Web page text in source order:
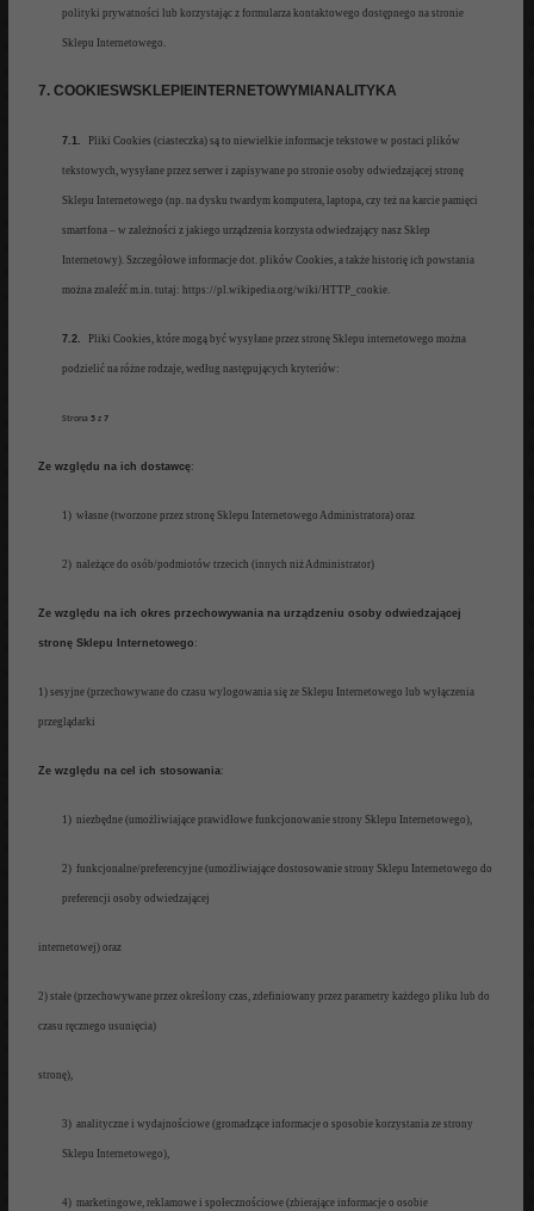
polityki prywatności lub korzystając z formularza kontaktowego dostępnego na stronie
Sklepu Internetowego.
7. COOKIESWSKLEPIEINTERNETOWYMIANALITYKA
7.1. Pliki Cookies (ciasteczka) są to niewielkie informacje tekstowe w postaci plików
te kstowych, wysyłane przez serwer i zapisywane po stronie osoby odwiedzającej stronę
Sklepu Internetowego (np. na dysku twardym komputera, laptopa, czy też na karcie pamięci
smartfona – w zależności z jakiego urządzenia korzysta odwiedzający nasz Sklep
Internetowy). Szczegółowe informacje dot. plików Cookies, a ta kże historię ich powstania
można znaleźć m.in. tutaj: https://pl.wikipedia.org/wiki/HTTP_cookie.
7.2. Pliki Cookies, które mogą być wysyłane przez stronę Sklepu internetowego można
podzielić na różne rodzaje, według następujących kryteriów :
Strona 5 z 7
Ze względu na ich dostawcę:
1) własne (tworzone przez stronę Sklepu Internetowego Administratora) oraz
2) należące do osób/podmiotów trzecich (innych niżAdministrator)
Ze względu na ich okres przechowywania na urządzeniu osoby odwiedzającej
stronę Sklepu Internetowego :
1) sesyjne (przechowywane do czasu wylogowania się ze Sklepu Internetowego lub wyłączenia
przeglądarki
Ze względu na cel ich stosowania:
1) niezbędne (umożliwiające prawidłowe funkcjonowanie strony Sklepu Internetowego),
2) funkcjonalne/preferencyjne (umożliwiające dostosowanie strony Sklepu Internetowego do
preferencji osoby odwiedzającej
internetowej) oraz
2) stałe (przechowywane przez określony czas, zdefiniowany przez parametry każdego pliku lub do
czasu ręcznego usunięcia)
stronę),
3) ana lityczne i wydajnościowe (gromadzące informacje o sposobie korzystania ze strony
Sklepu Internetowego),
4) marketingowe, reklamowe i społecznościowe (zbierające informacje o osobie